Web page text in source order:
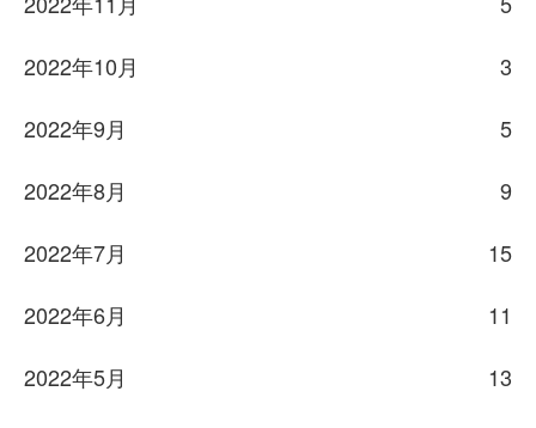
2022年10月
3
2022年9月
5
2022年8月
9
2022年7月
15
2022年6月
11
2022年5月
13